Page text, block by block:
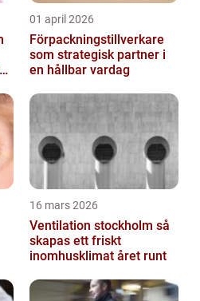
01 april 2026
Förpackningstillverkare
som strategisk partner i
en hållbar vardag
16 mars 2026
Ventilation stockholm så
skapas ett friskt
inomhusklimat året runt